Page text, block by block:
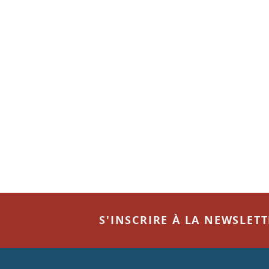
S'INSCRIRE À LA